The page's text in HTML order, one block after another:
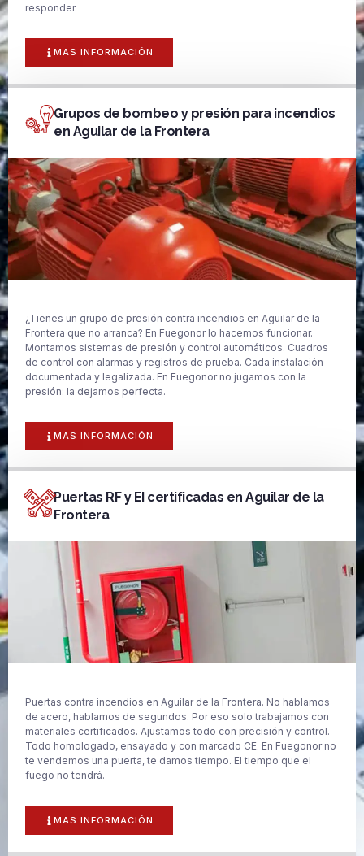
responder.
MAS INFORMACIÓN
Grupos de bombeo y presión para incendios
en Aguilar de la Frontera
¿Tienes un grupo de presión contra incendios en Aguilar de la
Frontera que no arranca? En Fuegonor lo hacemos funcionar.
Montamos sistemas de presión y control automáticos. Cuadros
de control con alarmas y registros de prueba. Cada instalación
documentada y legalizada. En Fuegonor no jugamos con la
presión: la dejamos perfecta.
MAS INFORMACIÓN
Puertas RF y EI certificadas en Aguilar de la
Frontera
Puertas contra incendios en Aguilar de la Frontera. No hablamos
de acero, hablamos de segundos. Por eso solo trabajamos con
materiales certificados. Ajustamos todo con precisión y control.
Todo homologado, ensayado y con marcado CE. En Fuegonor no
te vendemos una puerta, te damos tiempo. El tiempo que el
fuego no tendrá.
MAS INFORMACIÓN